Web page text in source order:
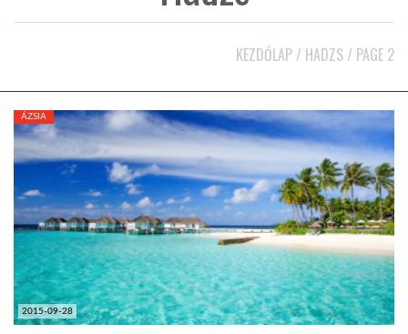
KÖZEL-KELET
AUSZTRÁLIA
A VILÁG ITTHON
KEZDŐLAP / HADZS / PAGE 2
2015-09-28
ÁZSIA